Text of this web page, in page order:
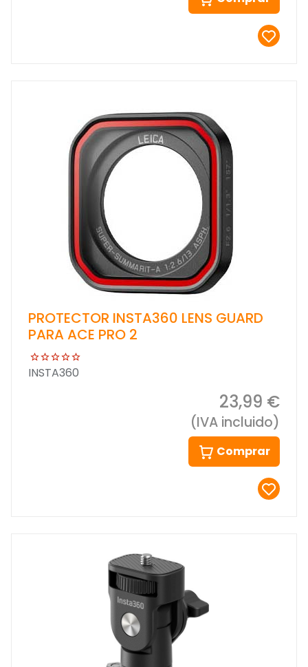
PROTECTOR INSTA360 LENS GUARD
PARA ACE PRO 2
INSTA360
23,99 €
(IVA incluido)
Comprar